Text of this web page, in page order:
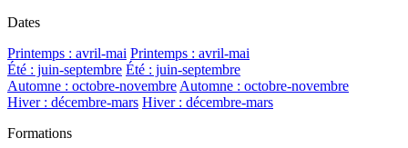
Dates
Printemps : avril-mai Printemps : avril-mai
Été : juin-septembre Été : juin-septembre
Automne : octobre-novembre Automne : octobre-novembre
Hiver : décembre-mars Hiver : décembre-mars
Formations